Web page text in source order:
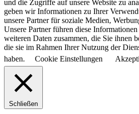
und die Zugriffe auf unsere Website zu
geben wir Informationen zu Ihrer
unsere Partner für soziale Medien,
Unsere Partner führen diese
weiteren Daten zusammen, die Sie ihnen
die sie im Rahmen Ihrer Nutzung der
haben.
Cookie Einstellungen
Schließen